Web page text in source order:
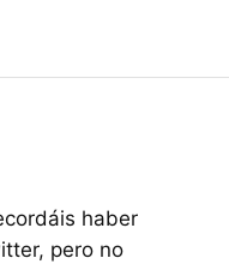
haber
pero no